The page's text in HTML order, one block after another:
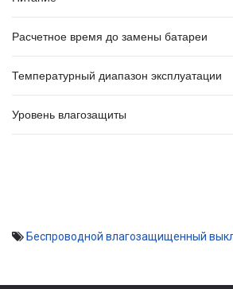
Расчетное время до замены батареи
Температурный диапазон эксплуатации
Уровень влагозащиты
Беспроводной влагозащищенный